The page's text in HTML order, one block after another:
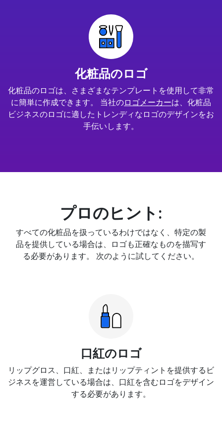
化粧品のロゴ
化粧品のロゴは、さまざまなテンプレートを使用して非常
に簡単に作成できます。 当社のロゴメーカーは、化粧品
ビジネスのロゴに適したトレンディなロゴのデザインをお
手伝いします。
プロのヒント:
すべての化粧品を扱っているわけではなく、特定の製
品を提供している場合は、ロゴも正確なものを描写す
る必要があります。 次のように試してください。
口紅のロゴ
リップグロス、口紅、またはリップティントを提供するビ
ジネスを運営している場合は、口紅を含むロゴをデザイン
する必要があります。